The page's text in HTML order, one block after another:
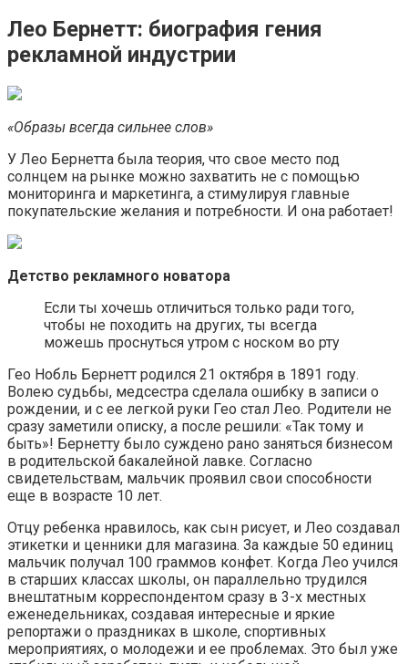
Лео Бернетт: биография гения
рекламной индустрии
«Образы всегда сильнее слов»
У Лео Бернетта была теория, что свое место под
солнцем на рынке можно захватить не с помощью
мониторинга и маркетинга, а стимулируя главные
покупательские желания и потребности. И она работает!
Детство рекламного новатора
Если ты хочешь отличиться только ради того,
чтобы не походить на других, ты всегда
можешь проснуться утром с носком во рту
Гео Нобль Бернетт родился 21 октября в 1891 году.
Волею судьбы, медсестра сделала ошибку в записи о
рождении, и с ее легкой руки Гео стал Лео. Родители не
сразу заметили описку, а после решили: «Так тому и
быть»! Бернетту было суждено рано заняться бизнесом
в родительской бакалейной лавке. Согласно
свидетельствам, мальчик проявил свои способности
еще в возрасте 10 лет.
Отцу ребенка нравилось, как сын рисует, и Лео создавал
этикетки и ценники для магазина. За каждые 50 единиц
мальчик получал 100 граммов конфет. Когда Лео учился
в старших классах школы, он параллельно трудился
внештатным корреспондентом сразу в 3-х местных
еженедельниках, создавая интересные и яркие
репортажи о праздниках в школе, спортивных
мероприятиях, о молодежи и ее проблемах. Это был уже